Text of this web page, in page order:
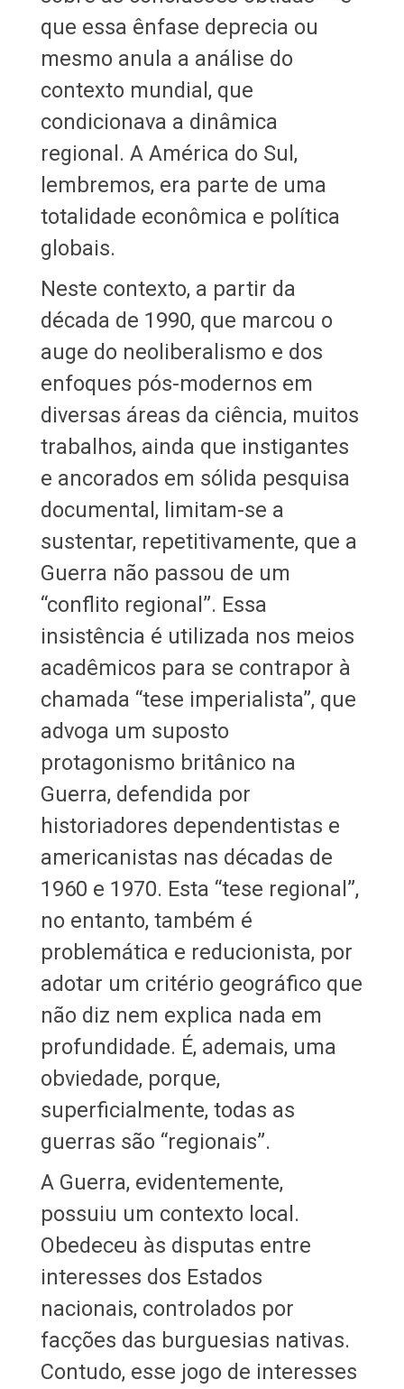
que essa ênfase deprecia ou
mesmo anula a análise do
contexto mundial, que
condicionava a dinâmica
regional. A América do Sul,
lembremos, era parte de uma
totalidade econômica e política
globais.
Neste contexto, a partir da
década de 1990, que marcou o
auge do neoliberalismo e dos
enfoques pós-modernos em
diversas áreas da ciência, muitos
trabalhos, ainda que instigantes
e ancorados em sólida pesquisa
documental, limitam-se a
sustentar, repetitivamente, que a
Guerra não passou de um
“conflito regional”. Essa
insistência é utilizada nos meios
acadêmicos para se contrapor à
chamada “tese imperialista”, que
advoga um suposto
protagonismo britânico na
Guerra, defendida por
historiadores dependentistas e
americanistas nas décadas de
1960 e 1970. Esta “tese regional”,
no entanto, também é
problemática e reducionista, por
adotar um critério geográfico que
não diz nem explica nada em
profundidade. É, ademais, uma
obviedade, porque,
superficialmente, todas as
guerras são “regionais”.
A Guerra, evidentemente,
possuiu um contexto local.
Obedeceu às disputas entre
interesses dos Estados
nacionais, controlados por
facções das burguesias nativas.
Contudo, esse jogo de interesses